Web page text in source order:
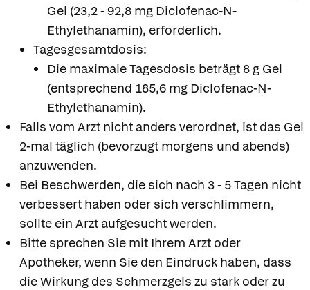
Gel (23,2 - 92,8 mg Diclofenac-N-
Ethylethanamin), erforderlich.
Tagesgesamtdosis:
Die maximale Tagesdosis beträgt 8 g Gel
(entsprechend 185,6 mg Diclofenac-N-
Ethylethanamin).
Falls vom Arzt nicht anders verordnet, ist das Gel
2-mal täglich (bevorzugt morgens und abends)
anzuwenden.
Bei Beschwerden, die sich nach 3 - 5 Tagen nicht
verbessert haben oder sich verschlimmern,
sollte ein Arzt aufgesucht werden.
Bitte sprechen Sie mit Ihrem Arzt oder
Apotheker, wenn Sie den Eindruck haben, dass
die Wirkung des Schmerzgels zu stark oder zu